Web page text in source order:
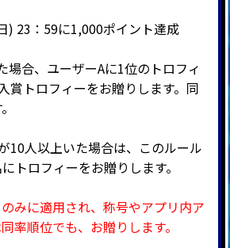
) 23：59に1,000ポイント達成
場合、ユーザーAに1位のトロフィ
賞トロフィーをお贈りします。同
10人以上いた場合は、このルール
トロフィーをお贈りします。
みに適用され、称号やアプリ内ア
率順位でも、お贈りします。